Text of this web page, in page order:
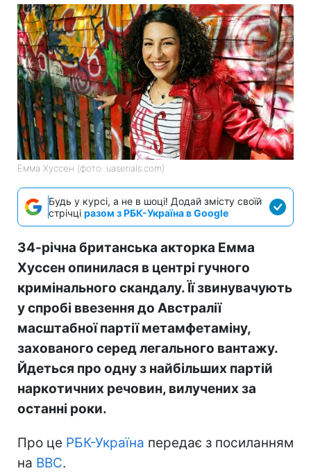
Емма Хуссен (фото: uaserials.com)
Будь у курсі, а не в шоці! Додай змісту своїй
стрічці разом з РБК-Україна в Google
34-річна британська акторка Емма
Хуссен опинилася в центрі гучного
кримінального скандалу. Її звинувачують
у спробі ввезення до Австралії
масштабної партії метамфетаміну,
захованого серед легального вантажу.
Йдеться про одну з найбільших партій
наркотичних речовин, вилучених за
останні роки.
Про це РБК-Україна передає з посиланням
на ВВС.